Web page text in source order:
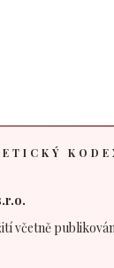
ETICKÝ
včetně